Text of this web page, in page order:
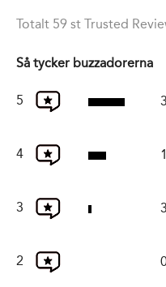
Totalt 59 st Trusted
Så tycker buzzadorerna
5
4
3
2